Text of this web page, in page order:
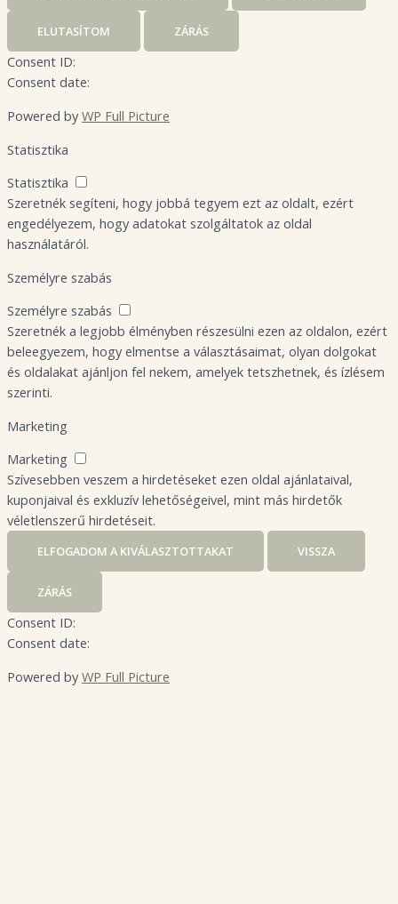
ELUTASÍTOM ZÁRÁS
Consent ID:
Consent date:
Powered by WP Full Picture
Statisztika
Statisztika
Szeretnék segíteni, hogy jobbá tegyem ezt az oldalt, ezért
engedélyezem, hogy adatokat szolgáltatok az oldal
használatáról.
Személyre szabás
Személyre szabás
Szeretnék a legjobb élményben részesülni ezen az oldalon, ezért
beleegyezem, hogy elmentse a választásaimat, olyan dolgokat
és oldalakat ajánljon fel nekem, amelyek tetszhetnek, és ízlésem
szerinti.
Marketing
Marketing
Szívesebben veszem a hirdetéseket ezen oldal ajánlataival,
kuponjaival és exkluzív lehetőségeivel, mint más hirdetők
véletlenszerű hirdetéseit.
ELFOGADOM A KIVÁLASZTOTTAKAT VISSZA
ZÁRÁS
Consent ID:
Consent date:
Powered by WP Full Picture